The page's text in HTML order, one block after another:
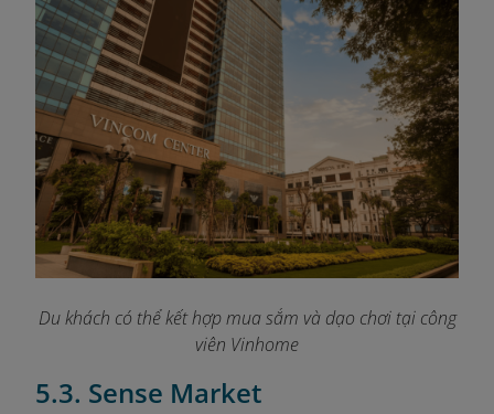
Du khách có thể kết hợp mua sắm và dạo chơi tại công
viên Vinhome
5.3. Sense Market